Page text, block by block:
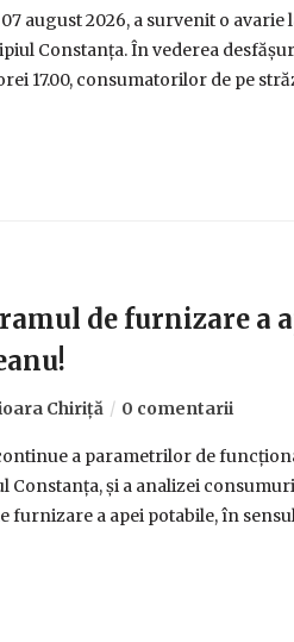
august 2026, a survenit o
Constanța. În vederea
17.00, consumatorilor de pe
de furnizare a
Chiriță 0 comentarii
a parametrilor de
și a analizei
a apei potabile, în